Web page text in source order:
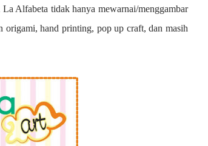
Alfabeta tidak hanya mewarnai/menggambar
origami, hand printing, pop up craft, dan masih